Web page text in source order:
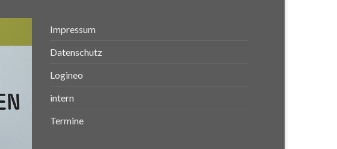
Impressum
Datenschutz
Logineo
intern
Termine